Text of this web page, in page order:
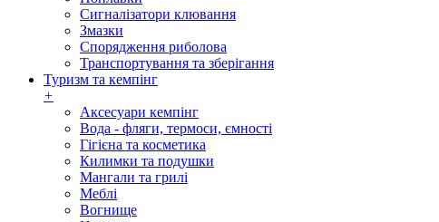
Сигналізатори клювання
Змазки
Спорядження риболова
Транспортування та зберігання
Туризм та кемпінг
+
Аксесуари кемпінг
Вода - фляги, термоси, ємності
Гігієна та косметика
Килимки та подушки
Мангали та грилі
Меблі
Вогнище